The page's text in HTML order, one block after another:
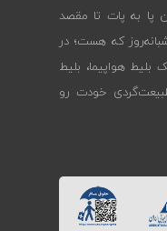
پا به پات تا مقصد
که هست؛ در
هواپیما، بلیط
خودت رو